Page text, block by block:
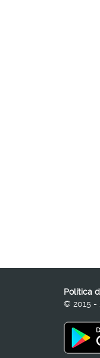
Política
© 2015 -